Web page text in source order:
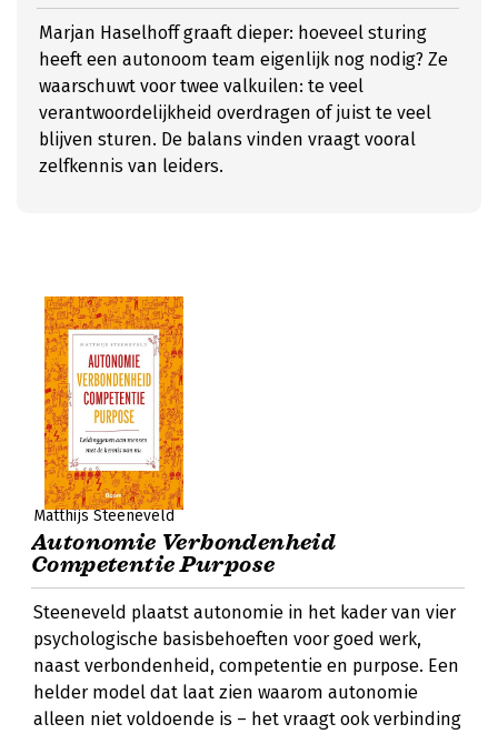
Marjan Haselhoff graaft dieper: hoeveel sturing
heeft een autonoom team eigenlijk nog nodig? Ze
waarschuwt voor twee valkuilen: te veel
verantwoordelijkheid overdragen of juist te veel
blijven sturen. De balans vinden vraagt vooral
zelfkennis van leiders.
Matthijs Steeneveld
Autonomie Verbondenheid
Competentie Purpose
Steeneveld plaatst autonomie in het kader van vier
psychologische basisbehoeften voor goed werk,
naast verbondenheid, competentie en purpose. Een
helder model dat laat zien waarom autonomie
alleen niet voldoende is – het vraagt ook verbinding